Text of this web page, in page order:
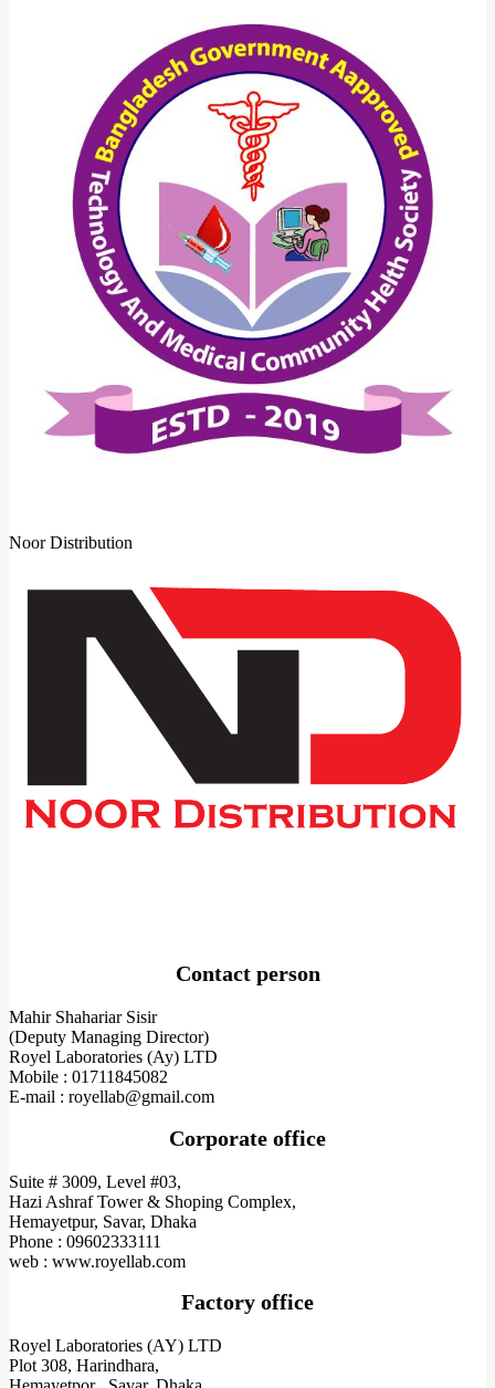
Noor Distribution
Contact person
Mahir Shahariar Sisir
(Deputy Managing Director)
Royel Laboratories (Ay) LTD
Mobile : 01711845082
E-mail : royellab@gmail.com
Corporate office
Suite # 3009, Level #03,
Hazi Ashraf Tower & Shoping Complex,
Hemayetpur, Savar, Dhaka
Phone : 09602333111
web : www.royellab.com
Factory office
Royel Laboratories (AY) LTD
Plot 308, Harindhara,